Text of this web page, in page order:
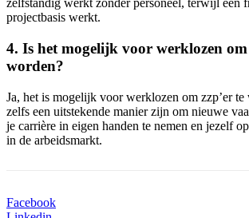
zelfstandig werkt zonder personeel, terwijl een
projectbasis werkt.
4. Is het mogelijk voor werklozen om
worden?
Ja, het is mogelijk voor werklozen om zzp’er
zelfs een uitstekende manier zijn om nieuwe
je carrière in eigen handen te nemen en jezelf
in de arbeidsmarkt.
Facebook